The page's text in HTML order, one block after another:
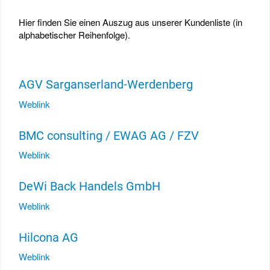
Hier finden Sie einen Auszug aus unserer Kundenliste (in
alphabetischer Reihenfolge).
AGV Sarganserland-Werdenberg
Weblink
BMC consulting / EWAG AG / FZV
Weblink
DeWi Back Handels GmbH
Weblink
Hilcona AG
Weblink